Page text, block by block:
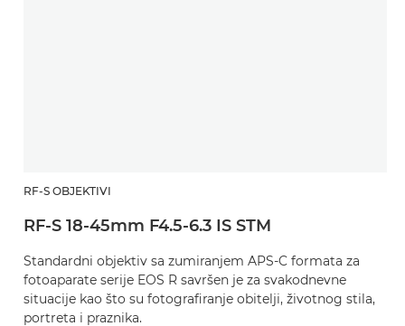
RF-S OBJEKTIVI
RF-S 18-45mm F4.5-6.3 IS STM
Standardni objektiv sa zumiranjem APS-C formata za
fotoaparate serije EOS R savršen je za svakodnevne
situacije kao što su fotografiranje obitelji, životnog stila,
portreta i praznika.